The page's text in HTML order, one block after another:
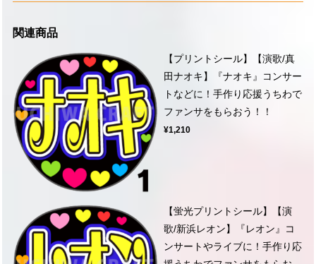
関連商品
【プリントシール】【演歌/真
田ナオキ】『ナオキ』コンサー
トなどに！手作り応援うちわで
ファンサをもらおう！！
¥1,210
【蛍光プリントシール】【演
歌/新浜レオン】『レオン』コ
ンサートやライブに！手作り応